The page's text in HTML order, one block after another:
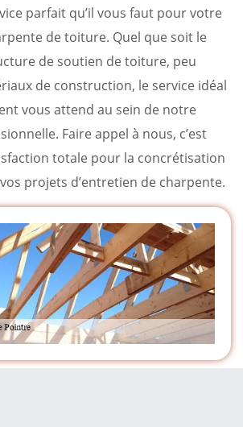
parfait qu’il vous faut pour votre
de toiture. Quel que soit le
de soutien de toiture, peu
de construction, le service idéal
vous attend au sein de notre
Faire appel à nous, c’est
totale pour la concrétisation
projets d’entretien de charpente.